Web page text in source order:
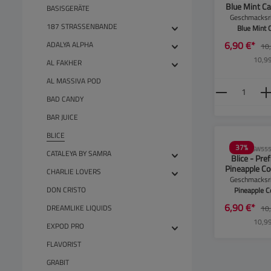
BASISGERÄTE
187 STRASSENBANDE
ADALYA ALPHA
AL FAKHER
AL MASSIVA POD
BAD CANDY
BAR JUICE
BLICE
CATALEYA BY SAMRA
CHARLIE LOVERS
DON CRISTO
DREAMLIKE LIQUIDS
EXPOD PRO
FLAVORIST
GRABIT
Blue Mint
2er
Blue Mint
6,90 €*
37%
Blice -
Pineapple
- 2er
Pineapple
6,90 €*